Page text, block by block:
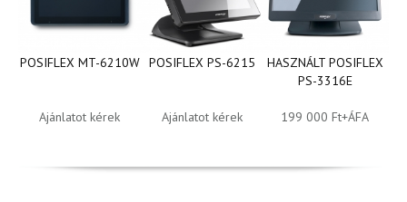
POSIFLEX MT-6210W
Ajánlatot kérek
POSIFLEX PS-6215
Ajánlatot kérek
HASZNÁLT POSIFLEX
PS-3316E
199 000 Ft+ÁFA